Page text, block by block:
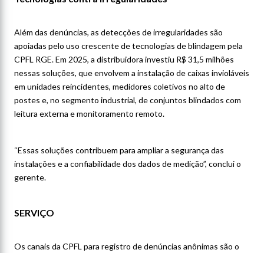
Além das denúncias, as detecções de irregularidades são
apoiadas pelo uso crescente de tecnologias de blindagem pela
CPFL RGE. Em 2025, a distribuidora investiu R$ 31,5 milhões
nessas soluções, que envolvem a instalação de caixas invioláveis
em unidades reincidentes, medidores coletivos no alto de
postes e, no segmento industrial, de conjuntos blindados com
leitura externa e monitoramento remoto.
“Essas soluções contribuem para ampliar a segurança das
instalações e a confiabilidade dos dados de medição”, conclui o
gerente.
SERVIÇO
Os canais da CPFL para registro de denúncias anônimas são o